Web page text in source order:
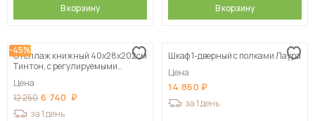
В корзину В корзину
-45%
Стеллаж книжный 40x28x202см
Тинтон, с регулируемыми
Цена
12 250 6 740
за 1 день
Шкаф 1-дверный с полками Лаура
Цена
14 860
за 1 день